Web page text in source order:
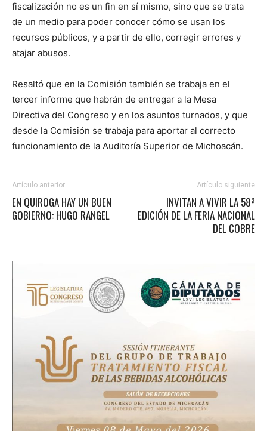
fiscalización no es un fin en sí mismo, sino que se trata
de un medio para poder conocer cómo se usan los
recursos públicos, y a partir de ello, corregir errores y
atajar abusos.
Resaltó que en la Comisión también se trabaja en el
tercer informe que habrán de entregar a la Mesa
Directiva del Congreso y en los asuntos turnados, y que
desde la Comisión se trabaja para aportar al correcto
funcionamiento de la Auditoría Superior de Michoacán.
Artículo anterior
EN QUIROGA HAY UN BUEN
GOBIERNO: HUGO RANGEL
Artículo siguiente
INVITAN A VIVIR LA 58ª
EDICIÓN DE LA FERIA NACIONAL
DEL COBRE